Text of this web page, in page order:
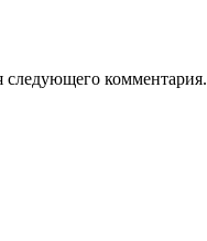
следующего комментария.